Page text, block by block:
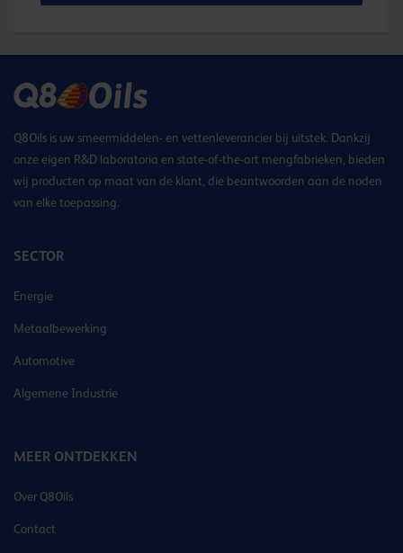
Q8Oils is uw smeermiddelen- en vettenleverancier bij uitstek. Dankzij
onze eigen R&D laboratoria en state-of-the-art mengfabrieken, bieden
wij producten op maat van de klant, die beantwoorden aan de noden
van elke toepassing.
SECTOR
Energie
Metaalbewerking
Automotive
Algemene Industrie
MEER ONTDEKKEN
Over Q8Oils
Contact